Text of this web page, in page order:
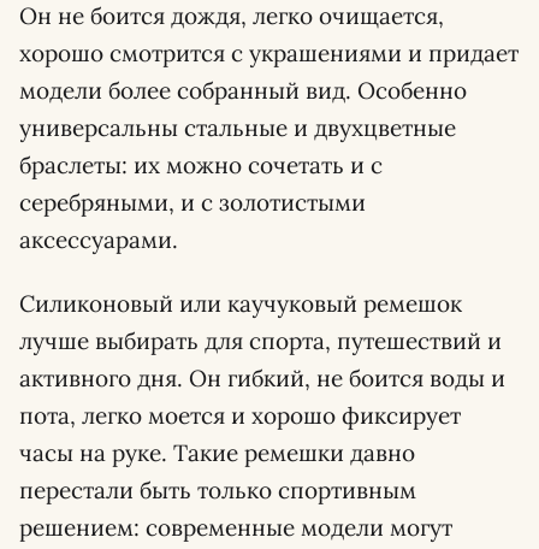
Он не боится дождя, легко очищается,
хорошо смотрится с украшениями и придает
модели более собранный вид. Особенно
универсальны стальные и двухцветные
браслеты: их можно сочетать и с
серебряными, и с золотистыми
аксессуарами.
Силиконовый или каучуковый ремешок
лучше выбирать для спорта, путешествий и
активного дня. Он гибкий, не боится воды и
пота, легко моется и хорошо фиксирует
часы на руке. Такие ремешки давно
перестали быть только спортивным
решением: современные модели могут